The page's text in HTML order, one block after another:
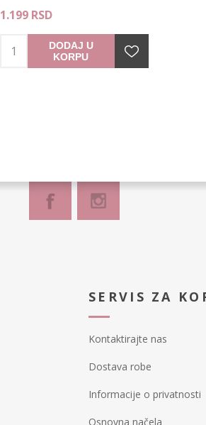
1.199 RSD
DODAJ U
KORPU
SERVIS ZA
Kontaktirajte nas
Dostava robe
Informacije o privatnosti
Osnovna načela